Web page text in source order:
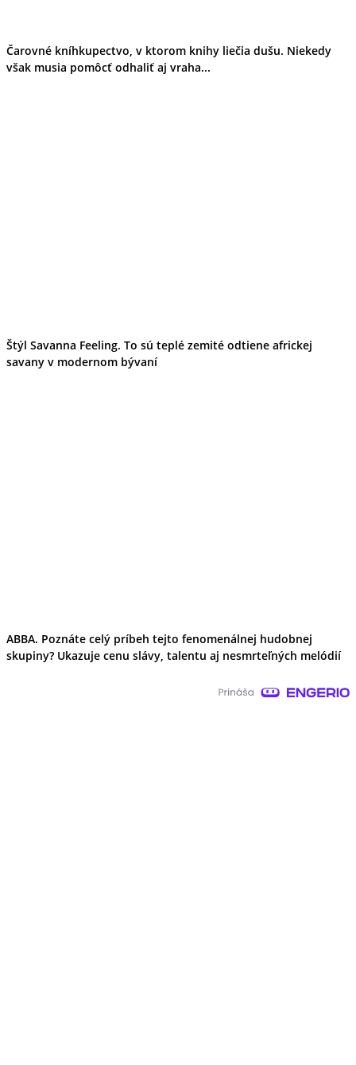
Čarovné kníhkupectvo, v ktorom knihy liečia dušu. Niekedy
však musia pomôcť odhaliť aj vraha...
Štýl Savanna Feeling. To sú teplé zemité odtiene africkej
savany v modernom bývaní
ABBA. Poznáte celý príbeh tejto fenomenálnej hudobnej
skupiny? Ukazuje cenu slávy, talentu aj nesmrteľných melódií